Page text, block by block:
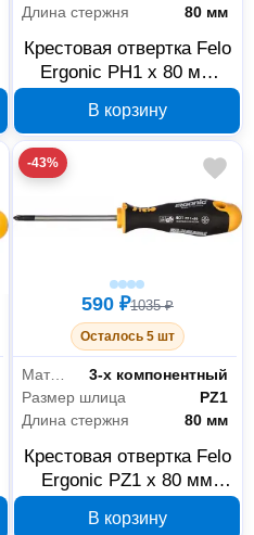
Длина стержня
80 мм
Крестовая отвертка Felo
Ergonic PH1 x 80 мм
В корзину
-43%
590 ₽1035 ₽
Осталось 5 шт
Материал рукояти
3-х компонентный
Размер шлица
PZ1
Длина стержня
80 мм
Крестовая отвертка Felo
Ergonic PZ1 x 80 мм
В корзину